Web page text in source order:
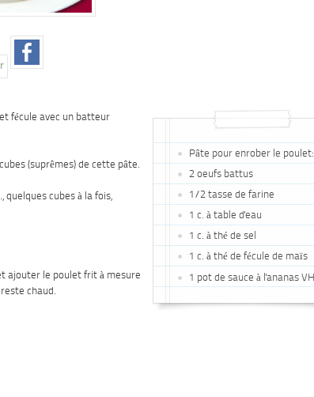
Pâte pour enrober le poulet:
2 oeufs battus
1/2 tasse de farine
1 c. à table d'eau
1 c. à thé de sel
1 c. à thé de fécule de maïs
1 pot de sauce à l'ananas VH
fécule avec un batteur
(suprêmes) de cette pâte.
quelques cubes à la fois,
ajouter le poulet frit à mesure
chaud.